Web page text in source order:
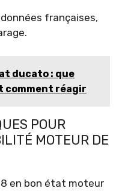
françaises,
ducato : que
comment réagir
POUR
MOTEUR DE
en bon état moteur